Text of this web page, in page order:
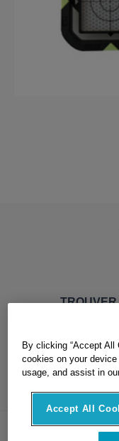
By clicking “Accept All
cookies on your
usage, and assist in
Accept All